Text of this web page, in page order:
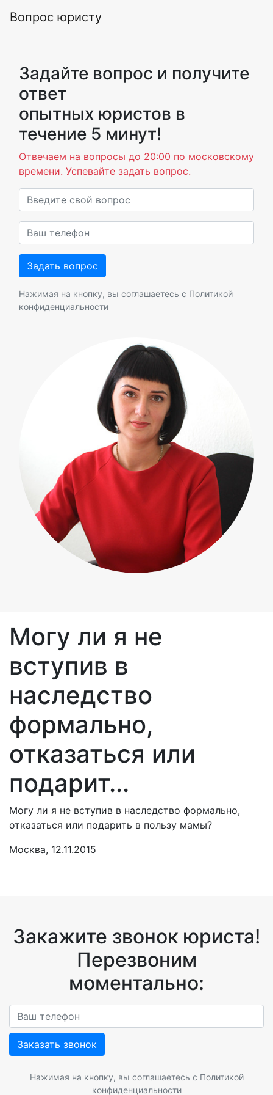
Вопрос юристу
Задайте вопрос и получите
ответ
опытных юристов в
течение 5 минут!
Отвечаем на вопросы до 20:00 по московскому
времени. Успевайте задать вопрос.
Нажимая на кнопку, вы соглашаетесь с Политикой
конфиденциальности
Могу ли я не
вступив в
наследство
формально,
отказаться или
подарит...
Могу ли я не вступив в наследство формально,
отказаться или подарить в пользу мамы?
Москва, 12.11.2015
Закажите звонок юриста!
Перезвоним
моментально:
Заказать звонок
Нажимая на кнопку, вы соглашаетесь с Политикой
конфиденциальности